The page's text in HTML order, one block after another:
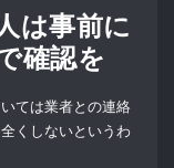
は事前に
確認を
ては業者との連絡
くしないというわ